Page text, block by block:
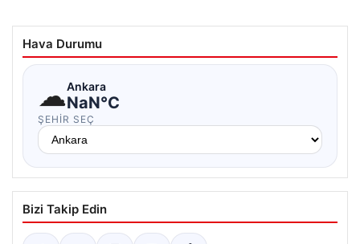
Hava Durumu
☁Ankara
NaN°C
ŞEHIR SEÇ
Bizi Takip Edin